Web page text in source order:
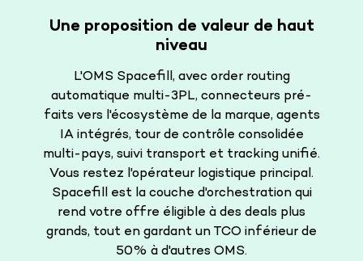
Une proposition de valeur de haut
niveau
L'OMS Spacefill, avec order routing
automatique multi-3PL, connecteurs pré-
faits vers l'écosystème de la marque, agents
IA intégrés, tour de contrôle consolidée
multi-pays, suivi transport et tracking unifié.
Vous restez l'opérateur logistique principal.
Spacefill est la couche d'orchestration qui
rend votre offre éligible à des deals plus
grands, tout en gardant un TCO inférieur de
50% à d'autres OMS.